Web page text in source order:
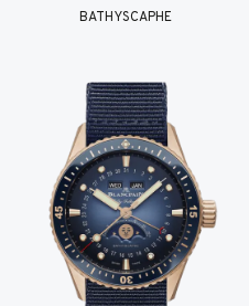
BATHYSCAPHE